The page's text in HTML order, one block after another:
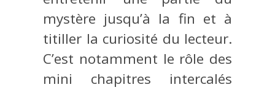
mystère jusqu’à la fin et à
titiller la curiosité du lecteur.
C’est notamment le rôle des
mini chapitres intercalés